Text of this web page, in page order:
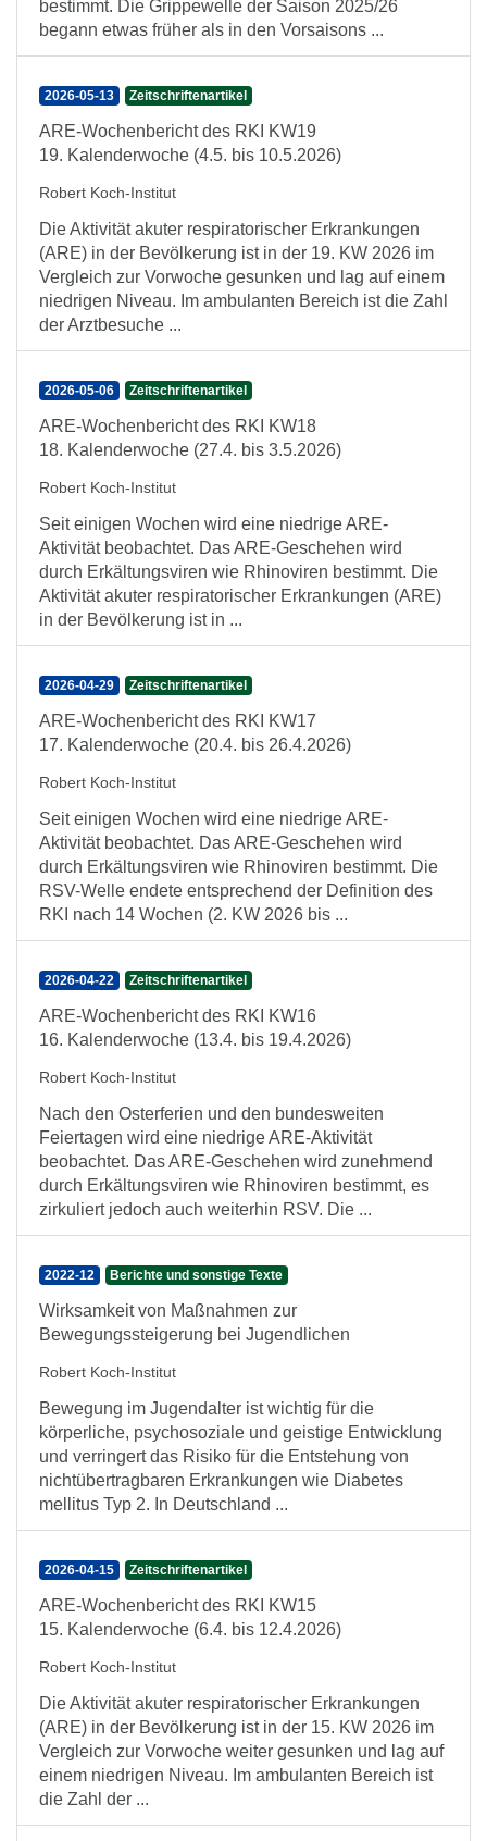
bestimmt. Die Grippewelle der Saison 2025/26
begann etwas früher als in den Vorsaisons ...
2026-05-13 Zeitschriftenartikel
ARE-Wochenbericht des RKI KW19
19. Kalenderwoche (4.5. bis 10.5.2026)
Robert Koch-Institut
Die Aktivität akuter respiratorischer Erkrankungen
(ARE) in der Bevölkerung ist in der 19. KW 2026 im
Vergleich zur Vorwoche gesunken und lag auf einem
niedrigen Niveau. Im ambulanten Bereich ist die Zahl
der Arztbesuche ...
2026-05-06 Zeitschriftenartikel
ARE-Wochenbericht des RKI KW18
18. Kalenderwoche (27.4. bis 3.5.2026)
Robert Koch-Institut
Seit einigen Wochen wird eine niedrige ARE-
Aktivität beobachtet. Das ARE-Geschehen wird
durch Erkältungsviren wie Rhinoviren bestimmt. Die
Aktivität akuter respiratorischer Erkrankungen (ARE)
in der Bevölkerung ist in ...
2026-04-29 Zeitschriftenartikel
ARE-Wochenbericht des RKI KW17
17. Kalenderwoche (20.4. bis 26.4.2026)
Robert Koch-Institut
Seit einigen Wochen wird eine niedrige ARE-
Aktivität beobachtet. Das ARE-Geschehen wird
durch Erkältungsviren wie Rhinoviren bestimmt. Die
RSV-Welle endete entsprechend der Definition des
RKI nach 14 Wochen (2. KW 2026 bis ...
2026-04-22 Zeitschriftenartikel
ARE-Wochenbericht des RKI KW16
16. Kalenderwoche (13.4. bis 19.4.2026)
Robert Koch-Institut
Nach den Osterferien und den bundesweiten
Feiertagen wird eine niedrige ARE-Aktivität
beobachtet. Das ARE-Geschehen wird zunehmend
durch Erkältungsviren wie Rhinoviren bestimmt, es
zirkuliert jedoch auch weiterhin RSV. Die ...
2022-12 Berichte und sonstige Texte
Wirksamkeit von Maßnahmen zur
Bewegungssteigerung bei Jugendlichen
Robert Koch-Institut
Bewegung im Jugendalter ist wichtig für die
körperliche, psychosoziale und geistige Entwicklung
und verringert das Risiko für die Entstehung von
nichtübertragbaren Erkrankungen wie Diabetes
mellitus Typ 2. In Deutschland ...
2026-04-15 Zeitschriftenartikel
ARE-Wochenbericht des RKI KW15
15. Kalenderwoche (6.4. bis 12.4.2026)
Robert Koch-Institut
Die Aktivität akuter respiratorischer Erkrankungen
(ARE) in der Bevölkerung ist in der 15. KW 2026 im
Vergleich zur Vorwoche weiter gesunken und lag auf
einem niedrigen Niveau. Im ambulanten Bereich ist
die Zahl der ...